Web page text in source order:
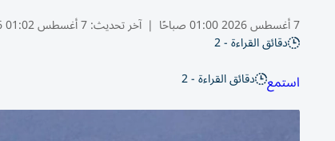
7 أغسطس 2026 01:00 صباحًا | آخر تحديث:7 أغسطس 01:02 2026
دقائق القراءة - 2
استمع دقائق القراءة - 2